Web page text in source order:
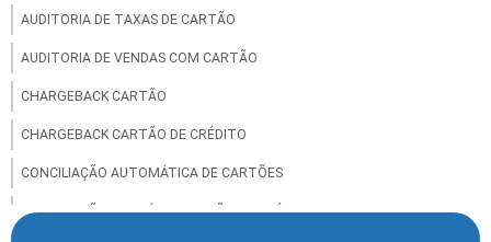
AUDITORIA DE TAXAS DE CARTÃO
AUDITORIA DE VENDAS COM CARTÃO
CHARGEBACK CARTÃO
CHARGEBACK CARTÃO DE CRÉDITO
CONCILIAÇÃO AUTOMÁTICA DE CARTÕES
CONCILIAÇÃO BANCÁRIA CARTÃO DE CRÉDITO